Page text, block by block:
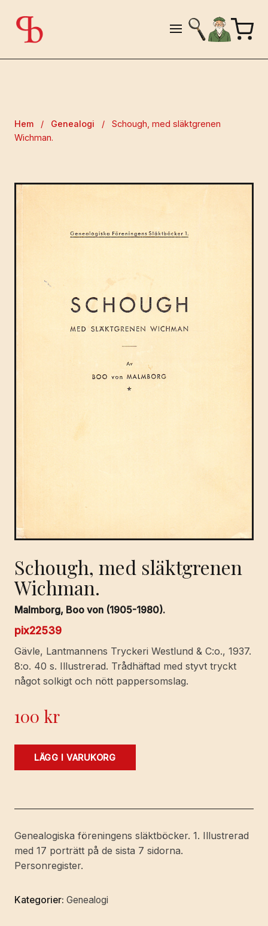
Hem / Genealogi /
Schough, med släktgrenen
Wichman.
Schough, med släktgrenen
Wichman.
Malmborg, Boo von (1905-1980).
pix22539
Gävle, Lantmannens Tryckeri Westlund & C:o., 1937.
8:o. 40 s. Illustrerad. Trådhäftad med styvt tryckt
något solkigt och nött pappersomslag.
100 kr
Schough,
mängd
LÄGG I VARUKORG
Genealogiska föreningens släktböcker. 1. Illustrerad
med 17 porträtt på de sista 7 sidorna.
Personregister.
Kategorier: Genealogi